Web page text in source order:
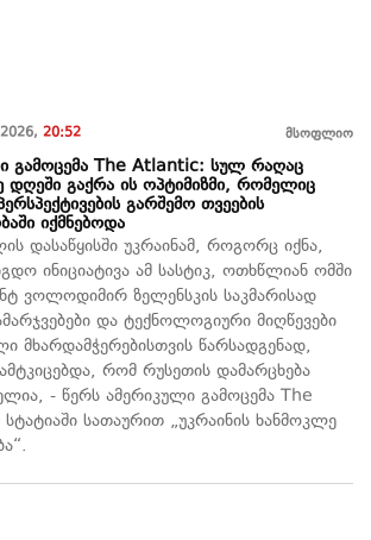
20:52 მსოფლიო
გამოცემა The Atlantic: სულ რაღაც
დღეში გაქრა ის ოპტიმიზმი, რომელიც
გარშემო თვეების
იქმნებოდა
დასაწყისში უკრაინამ, როგორც იქნა,
ინიციატივა ამ სასტიკ, ოთხწლიან ომში
ვოლოდიმირ ზელენსკის საკმარისად
და ტექნოლოგიური მიღწევები
მხარდამჭერებისთვის წარსადგენად,
რომ რუსეთის დამარცხება
- წერს ამერიკული გამოცემა The
სათაურით „უკრაინის ხანმოკლე